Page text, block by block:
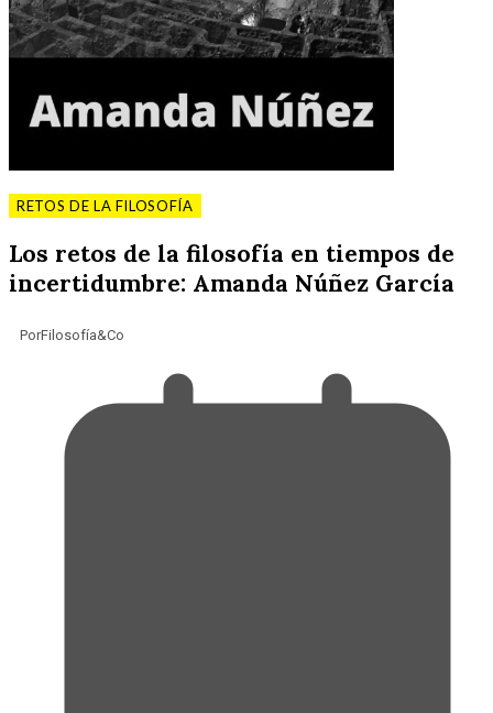
RETOS DE LA FILOSOFÍA
Los retos de la filosofía en tiempos de
incertidumbre: Amanda Núñez García
PorFilosofía&Co